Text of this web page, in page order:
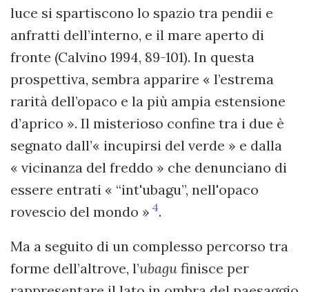
luce si spartiscono lo spazio tra pendii e
anfratti dell’interno, e il mare aperto di
fronte (Calvino 1994, 89-101). In questa
prospettiva, sembra apparire « l’estrema
rarità dell’opaco e la più ampia estensione
d’aprico ». Il misterioso confine tra i due è
segnato dall’« incupirsi del verde » e dalla
« vicinanza del freddo » che denunciano di
essere entrati « “int'ubagu”, nell'opaco
rovescio del mondo » 4.
Ma a seguito di un complesso percorso tra
forme dell’altrove, l’ubagu finisce per